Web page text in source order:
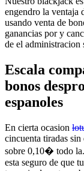
engendro la ventaja
usando venta de
ganancias por y
de el administracion
Escala
bonos
espanoles
En cierta ocasion
cincuenta tiradas
sobre 0,10� todo
esta seguro de que